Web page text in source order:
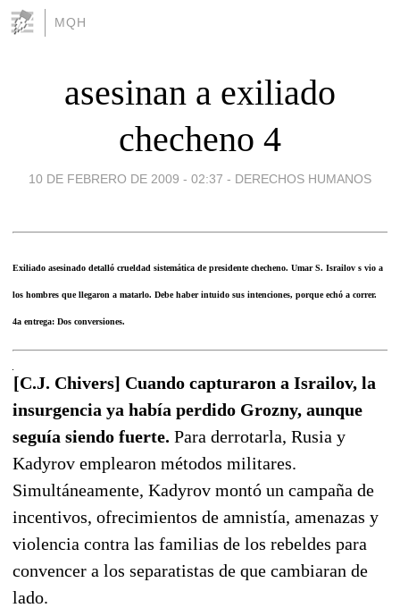
MQH
asesinan a exiliado
checheno 4
10 DE FEBRERO DE 2009 - 02:37 - DERECHOS HUMANOS
Exiliado asesinado detalló crueldad sistemática de presidente checheno. Umar S. Israilov s vio a
los hombres que llegaron a matarlo. Debe haber intuido sus intenciones, porque echó a correr.
4a entrega: Dos conversiones.
[C.J. Chivers] Cuando capturaron a Israilov, la
insurgencia ya había perdido Grozny, aunque
seguía siendo fuerte. Para derrotarla, Rusia y
Kadyrov emplearon métodos militares.
Simultáneamente, Kadyrov montó un campaña de
incentivos, ofrecimientos de amnistía, amenazas y
violencia contra las familias de los rebeldes para
convencer a los separatistas de que cambiaran de
lado.